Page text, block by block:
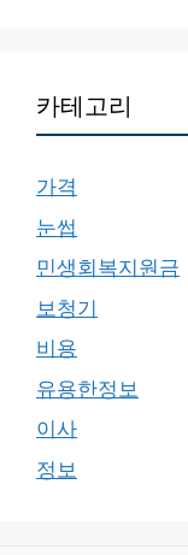
카테고리
가격
눈썹
민생회복지원금
보청기
비용
유용한정보
이사
정보